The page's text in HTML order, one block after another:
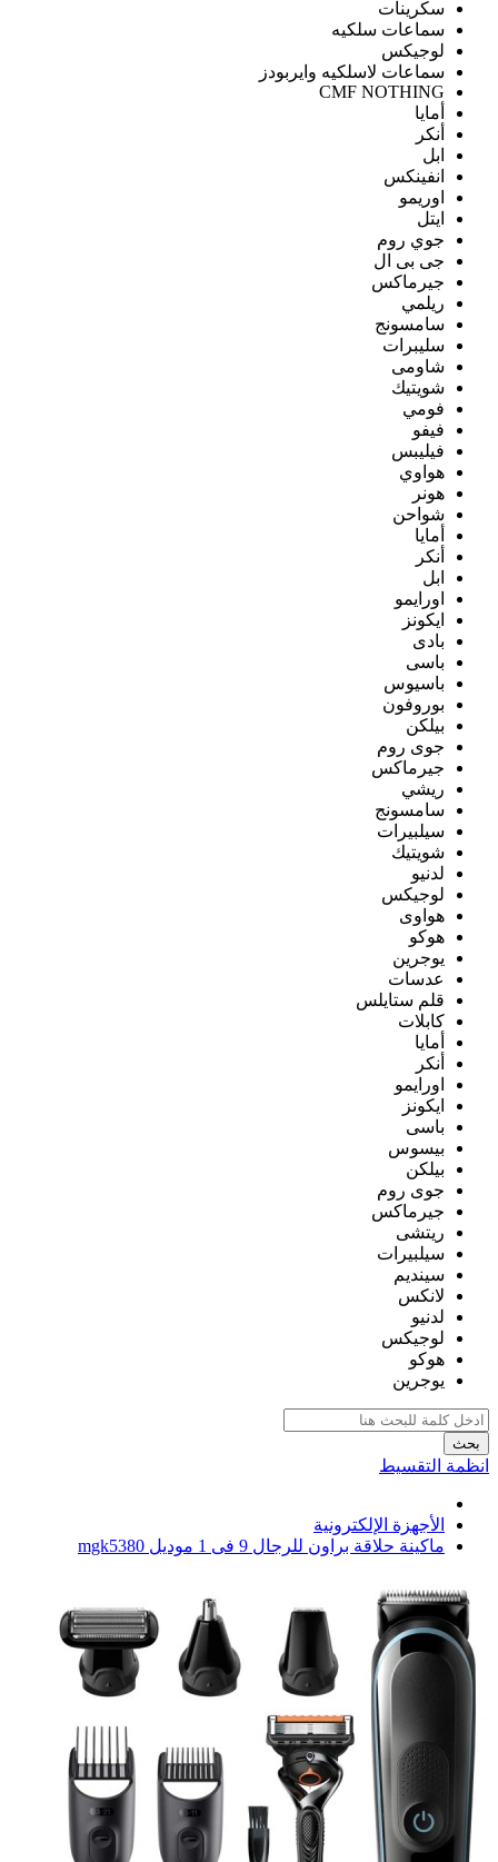
سكرينات
سماعات سلكيه
لوجيكس
سماعات لاسلكيه وايربودز
CMF NOTHING
أمايا
أنكر
ابل
انفينكس
اوريمو
ايتل
جوي روم
جى بى ال
جيرماكس
ريلمي
سامسونج
سليبرات
شاومى
شويتيك
فومي
فيفو
فيليبس
هواوي
هونر
شواحن
أمايا
أنكر
ابل
اورايمو
ايكونز
بادى
باسى
باسيوس
بوروفون
بيلكن
جوى روم
جيرماكس
ريشي
سامسونج
سيلبيرات
شويتيك
لدنيو
لوجيكس
هواوى
هوكو
يوجرين
عدسات
قلم ستايلس
كابلات
أمايا
أنكر
اورايمو
ايكونز
باسى
بيسوس
بيلكن
جوى روم
جيرماكس
ريتشى
سيلبيرات
سينديم
لانكس
لدنيو
لوجيكس
هوكو
يوجرين
بحث
انظمة التقسيط
الأجهزة الإلكترونية
ماكينة حلاقة براون للرجال 9 فى 1 موديل mgk5380